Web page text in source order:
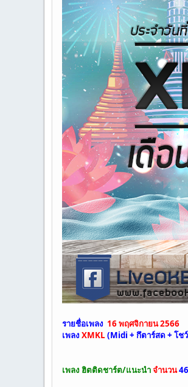
รายชื่อเพลง 16 พฤศจิกายน 2566
เพลง XMKL (Midi + กึตาร์สด + โช
เพลง ฮิตติดชาร์ต/แนะนำจำนวน46